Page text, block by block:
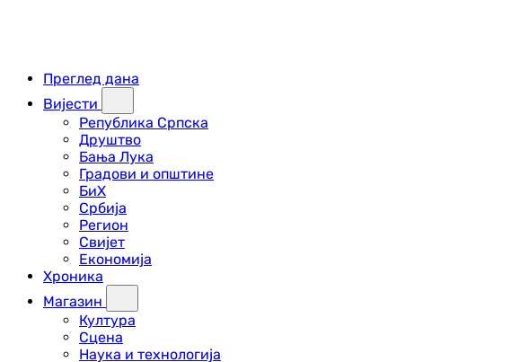
Преглед дана
Вијести
Република Српска
Друштво
Бања Лука
Градови и општине
БиХ
Србија
Регион
Свијет
Економија
Хроника
Магазин
Култура
Сцена
Наука и технологија